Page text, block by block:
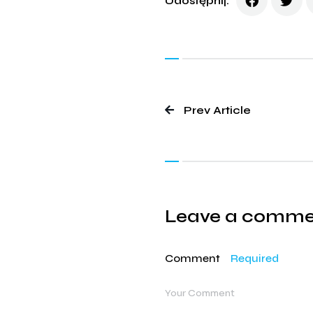
Prev Article
Leave a
Comment Required